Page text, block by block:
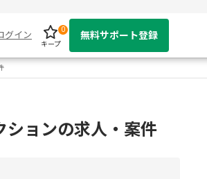
グイン
キープ
0
無料サポート登録
ションの求人・案件